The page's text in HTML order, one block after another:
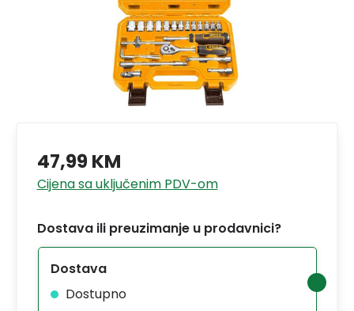
47,99 KM
Cijena sa uključenim PDV-om
Dostava ili preuzimanje u prodavnici?
Dostava
Dostupno